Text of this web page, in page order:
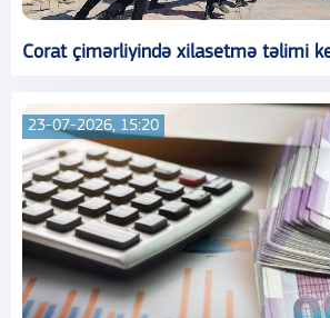
Corat çimərliyində xilasetmə təlimi
23-07-2026, 15:20